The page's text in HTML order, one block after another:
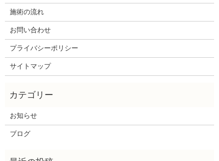
施術の流れ
お問い合わせ
プライバシーポリシー
サイトマップ
お知らせ
ブログ